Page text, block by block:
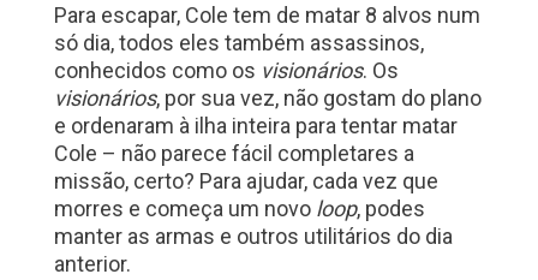
Para escapar, Cole tem de matar 8 alvos num
só dia, todos eles também assassinos,
conhecidos como os visionários. Os
visionários, por sua vez, não gostam do plano
e ordenaram à ilha inteira para tentar matar
Cole – não parece fácil completares a
missão, certo? Para ajudar, cada vez que
morres e começa um novo loop, podes
manter as armas e outros utilitários do dia
anterior.